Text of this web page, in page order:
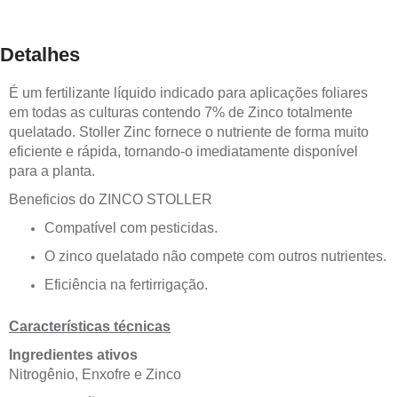
Detalhes
É um fertilizante líquido indicado para aplicações foliares
em todas as culturas contendo 7% de Zinco totalmente
quelatado. Stoller Zinc fornece o nutriente de forma muito
eficiente e rápida, tornando-o imediatamente disponível
para a planta.
Beneficios do ZINCO STOLLER
Compatível com pesticidas.
O zinco quelatado não compete com outros nutrientes.
Eficiência na fertirrigação.
Características técnicas
Ingredientes ativos
Nitrogênio, Enxofre e Zinco